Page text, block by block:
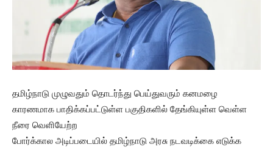
தமிழ்நாடு முழுவதும் தொடர்ந்து பெய்துவரும் கனமழை
காரணமாக பாதிக்கப்பட்டுள்ள பகுதிகளில் தேங்கியுள்ள வெள்ள
நீரை வெளியேற்ற
போர்க்கால அடிப்படையில் தமிழ்நாடு அரசு நடவடிக்கை எடுக்க